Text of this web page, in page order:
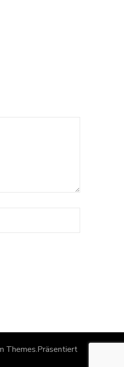
Themes.Präsentiert